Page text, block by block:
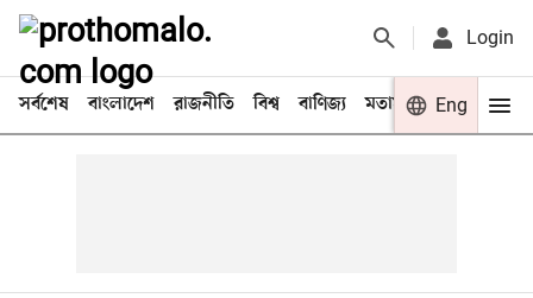
Login
সর্বশেষ বাংলাদেশ রাজনীতি বিশ্ব বাণিজ্য মতামত খেলা
Eng